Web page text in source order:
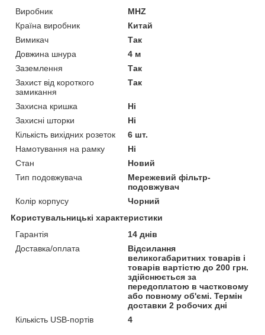
Виробник
MHZ
Країна виробник
Китай
Вимикач
Так
Довжина шнура
4 м
Заземлення
Так
Захист від короткого
замикання
Так
Захисна кришка
Ні
Захисні шторки
Ні
Кількість вихідних розеток
6 шт.
Намотування на рамку
Ні
Стан
Новий
Тип подовжувача
Мережевий фільтр-
подовжувач
Колір корпусу
Чорний
Користувальницькі характеристики
Гарантія
14 днів
Доставка/оплата
Відсилання
великогабаритних товарів і
товарів вартістю до 200 грн.
здійснюється за
передоплатою в частковому
або повному об'ємі. Термін
доставки 2 робочих дні
Кількість USB-портів
4